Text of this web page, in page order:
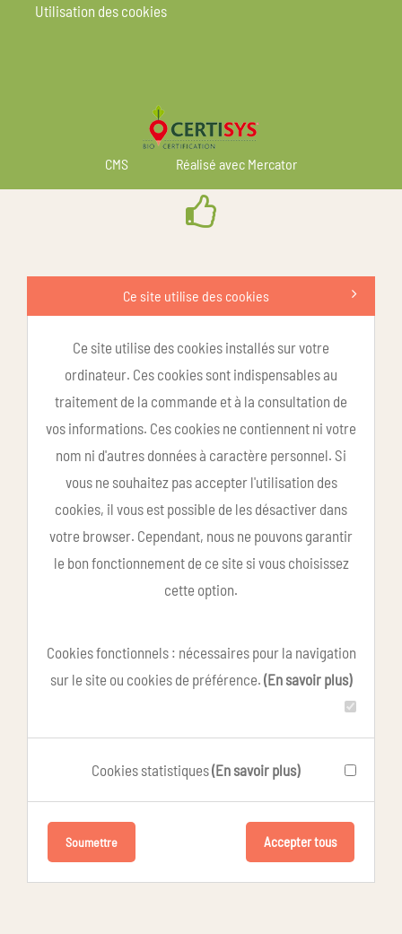
Utilisation des cookies
CMS Réalisé avec Mercator
Ce site utilise des cookies
Ce site utilise des cookies installés sur votre
ordinateur. Ces cookies sont indispensables au
traitement de la commande et à la consultation de
vos informations. Ces cookies ne contiennent ni votre
nom ni d'autres données à caractère personnel. Si
vous ne souhaitez pas accepter l'utilisation des
cookies, il vous est possible de les désactiver dans
votre browser. Cependant, nous ne pouvons garantir
le bon fonctionnement de ce site si vous choisissez
cette option.
Cookies fonctionnels : nécessaires pour la navigation
sur le site ou cookies de préférence. (En savoir plus)
Cookies statistiques(En savoir plus)
Soumettre Accepter tous